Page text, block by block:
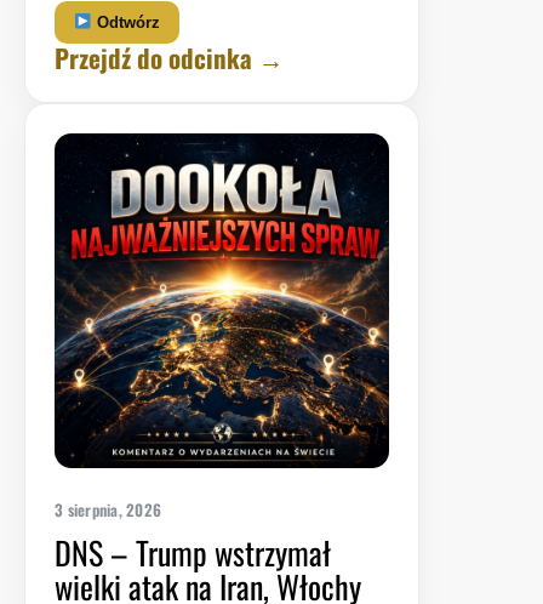
Odtwórz
Przejdź do odcinka →
3 sierpnia, 2026
DNS – Trump wstrzymał
wielki atak na Iran, Włochy